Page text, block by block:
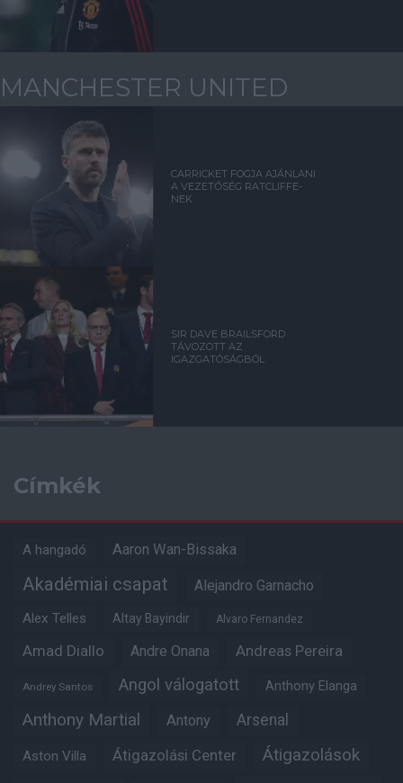
MANCHESTER UNITED
CARRICKET FOGJA AJÁNLANI
A VEZETŐSÉG RATCLIFFE-
NEK
SIR DAVE BRAILSFORD
TÁVOZOTT AZ
IGAZGATÓSÁGBÓL
Címkék
A hangadó Aaron Wan-Bissaka
Akadémiai csapat Alejandro Garnacho
Alex Telles Altay Bayindir Alvaro Fernandez
Amad Diallo Andre Onana Andreas Pereira
Andrey Santos Angol válogatott Anthony Elanga
Anthony Martial Antony Arsenal
Aston Villa Átigazolási Center Átigazolások